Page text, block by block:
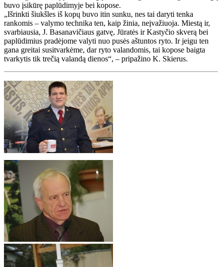
buvo įsikūrę paplūdimyje bei kopose.
„Išrinkti šiukšles iš kopų buvo itin sunku, nes tai daryti tenka
rankomis – valymo technika ten, kaip žinia, neįvažiuoja. Miestą ir,
svarbiausia, J. Basanavičiaus gatvę, Jūratės ir Kastyčio skverą bei
paplūdimius pradėjome valyti nuo pusės aštuntos ryto. Ir jeigu ten
gana greitai susitvarkėme, dar ryto valandomis, tai kopose baigta
tvarkytis tik trečią valandą dienos“, – pripažino K. Skierus.